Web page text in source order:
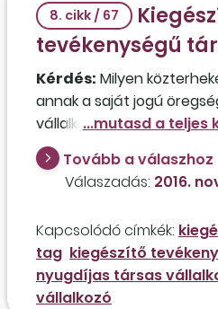
8. cikk / 67
tevékenységű
Kérdés: Milyen
annak a saját jogú
vállalkozónak, akinek a
vállalkozásban
máshol semmilyen
rendelkezik?
Tovább a válaszhoz
Válaszadás: 2016.
Kapcsolódó címkék:
tag kiegészítő
nyugdíjas társas
vállalkozó